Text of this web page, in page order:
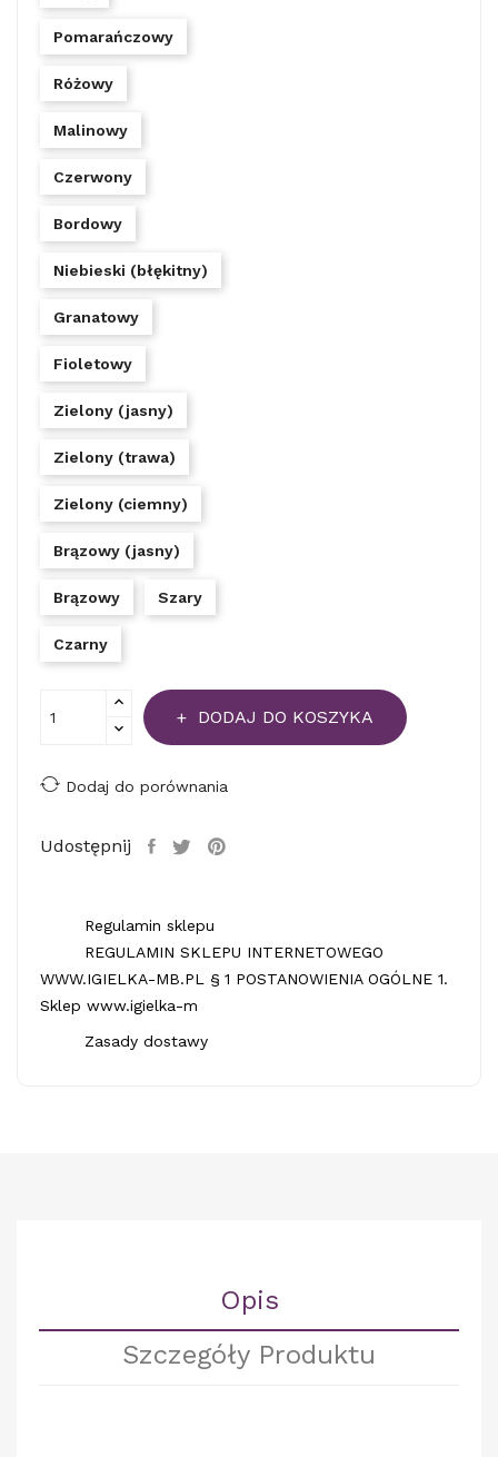
Pomarańczowy
Różowy
Malinowy
Czerwony
Bordowy
Niebieski (błękitny)
Granatowy
Fioletowy
Zielony (jasny)
Zielony (trawa)
Zielony (ciemny)
Brązowy (jasny)
Brązowy Szary
Czarny
DODAJ DO KOSZYKA
Dodaj do porównania
Udostępnij
Regulamin sklepu
REGULAMIN SKLEPU INTERNETOWEGO
WWW.IGIELKA-MB.PL § 1 POSTANOWIENIA OGÓLNE 1.
Sklep www.igielka-m
Zasady dostawy
Opis
Szczegóły Produktu